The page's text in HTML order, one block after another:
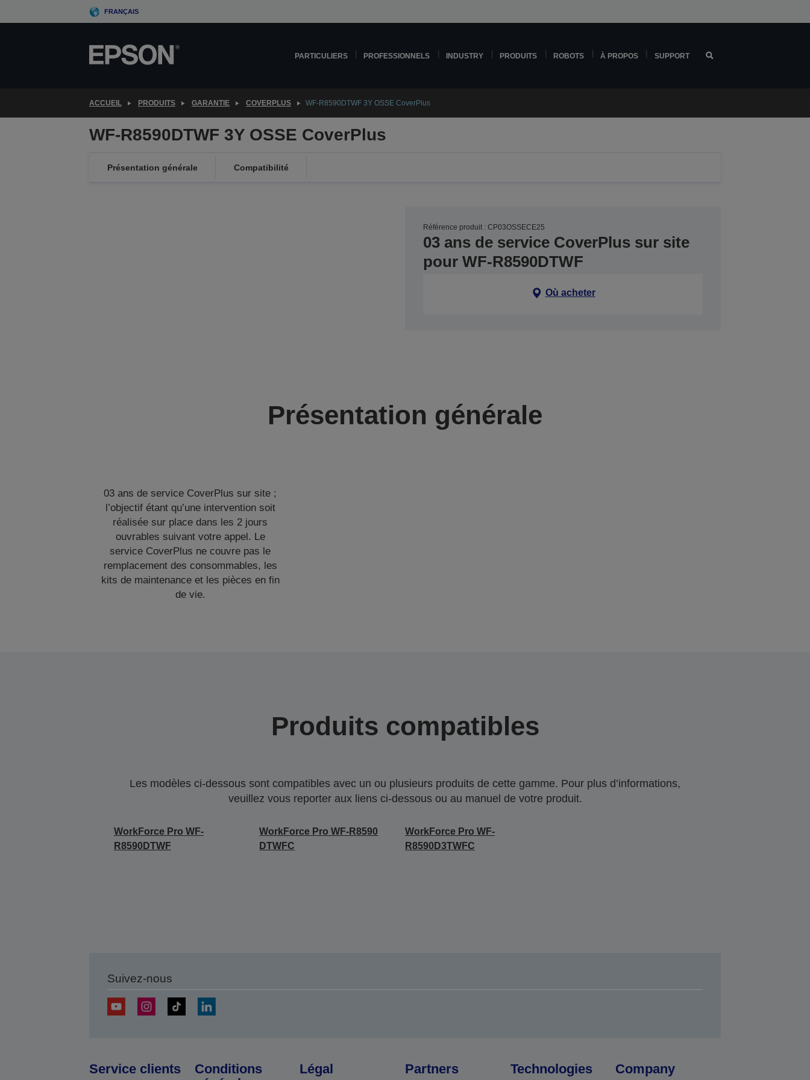
to
FRANÇAIS
PARTICULIERS PROFESSIONNELS INDUSTRY PRODUITS ROBOTS À PROPOS SUPPORT
ACCUEIL PRODUITS GARANTIE COVERPLUS WF-R8590DTWF 3Y OSSE CoverPlus
WF-R8590DTWF 3Y OSSE CoverPlus
Présentation générale Compatibilité
Référence produit : CP03OSSECE25
03 ans de service CoverPlus sur site
pour WF-R8590DTWF
Où acheter
Présentation générale
03 ans de service CoverPlus sur site ;
l’objectif étant qu’une intervention soit
réalisée sur place dans les 2 jours
ouvrables suivant votre appel. Le
service CoverPlus ne couvre pas le
remplacement des consommables, les
kits de maintenance et les pièces en fin
de vie.
Produits compatibles
Les modèles ci-dessous sont compatibles avec un ou plusieurs produits de cette gamme. Pour plus d’informations,
veuillez vous reporter aux liens ci-dessous ou au manuel de votre produit.
WorkForce Pro WF-
R8590DTWF
WorkForce Pro WF-R8590
DTWFC
WorkForce Pro WF-
R8590D3TWFC
Suivez-nous
Service clients
Conditions
Légal Partners Technologies Company